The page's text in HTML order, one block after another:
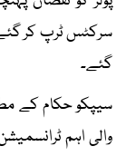
سرکٹس ٹرپ کر
گئے۔
والی اہم